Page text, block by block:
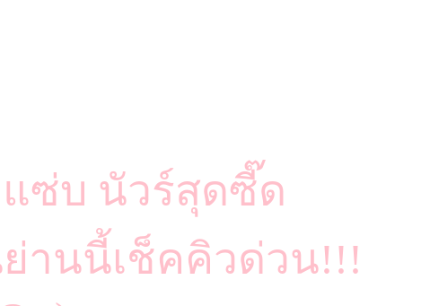
ซ่บ นัวร์สุดซี๊ด
านนี้เช็คคิวด่วน!!!